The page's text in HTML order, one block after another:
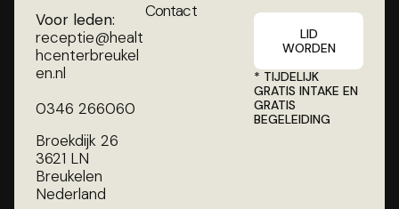
Voor leden:
receptie@healt
hcenterbreukel
en.nl
0346 266060
Broekdijk 26
3621 LN
Breukelen
Nederland
Contact
LID
WORDEN
* TIJDELIJK
GRATIS INTAKE EN
GRATIS
BEGELEIDING